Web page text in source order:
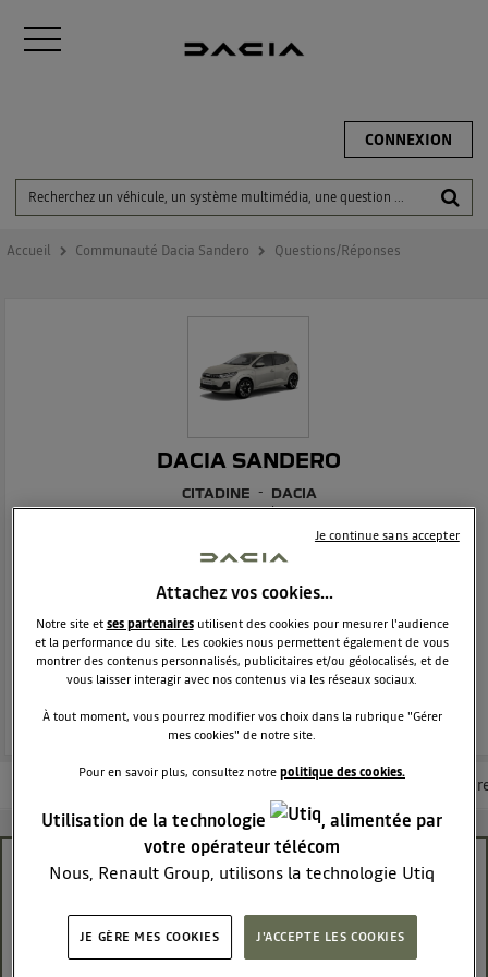
CONNEXION
Accueil Communauté Dacia Sandero Questions/Réponses
DACIA SANDERO
CITADINE DACIA
12216membres
POSEZ UNE QUESTION
REJOINDRE
Les questions de la communauté Les articles Consultez la
première revision
serge60370
Le26 février 2019à15:14
Attachez vos cookies…
Notre site etses partenairesutilisent des cookies pour mesurer l'audience
et la performance du site. Les cookies nous permettent également de vous
montrer des contenus personnalisés, publicitaires et/ou géolocalisés, et de
vous laisser interagir avec nos contenus via les réseaux sociaux.
À tout moment, vous pourrez modifier vos choix dans la rubrique "Gérer
mes cookies" de notre site.
Pour en savoir plus, consultez notrepolitique des cookies.
Utilisation de la technologie
, alimentée par
votre opérateur télécom
Nous, Renault Group, utilisons la technologie Utiq
cette notice de consentement) et liées à votre
JE GÈRE MES COOKIES J'ACCEPTE LES COOKIES
Je continue sans accepter